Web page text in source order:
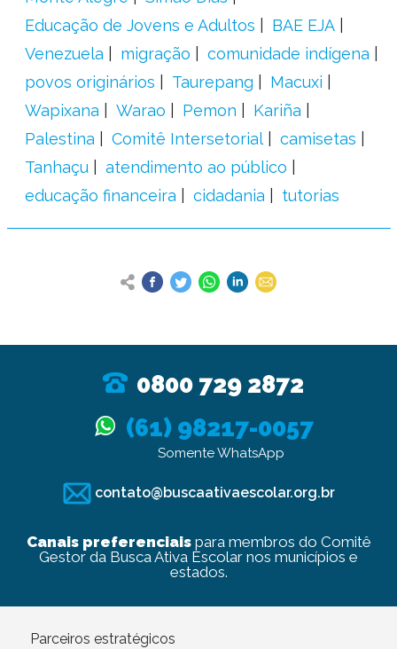
Educação de Jovens e Adultos
BAE EJA
Venezuela
migração
comunidade indígena
povos originários
Taurepang
Macuxi
Wapixana
Warao Pemon
Kariña
Palestina
Comitê Intersetorial
camisetas
Tanhaçu
atendimento ao público
educação financeira
cidadania tutorias
0800 729 2872
(61) 98217-0057
Somente WhatsApp
contato@buscaativaescolar.org.br
Canais preferenciaispara membros do Comitê
Gestor da Busca Ativa Escolar nos municípios e
estados.
Parceiros estratégicos